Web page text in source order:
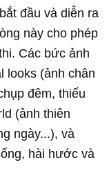
đầu và diễn ra
này cho phép
Các bức ảnh
looks (ảnh chân
đêm, thiếu
(ảnh thiên
ngày...), và
hài hước và